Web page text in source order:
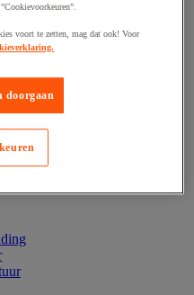
voort te zetten, mag dat ook! Voor
doorgaan